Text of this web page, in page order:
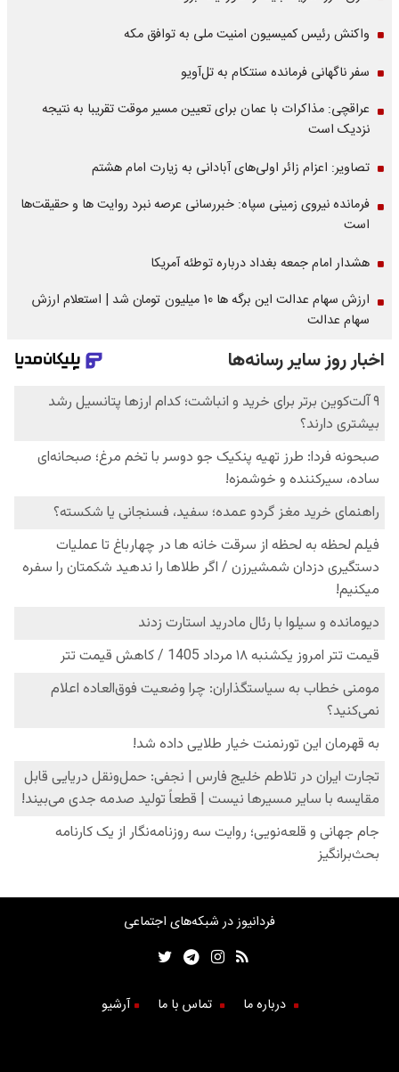
واکنش رئیس کمیسیون امنیت ملی به توافق مکه
سفر ناگهانی فرمانده سنتکام به تل‌آویو
عراقچی: مذاکرات با عمان برای تعیین مسیر موقت تقریبا به نتیجه
نزدیک است
تصاویر: اعزام زائر اولی‌های آبادانی به زیارت امام هشتم
فرمانده نیروی زمینی سپاه: خبررسانی عرصه نبرد روایت ها و حقیقت‌ها
است
هشدار امام جمعه بغداد درباره توطئه آمریکا
ارزش سهام عدالت این برگه ها 10 میلیون تومان شد | استعلام ارزش
سهام عدالت
فردانیوز در شبکه‌های اجتماعی
درباره ما تماس با ما آرشیو